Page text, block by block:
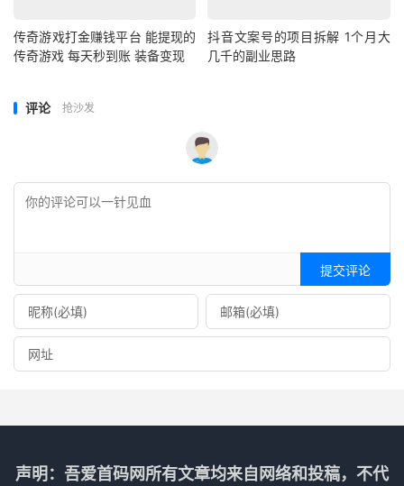
传奇游戏打金赚钱平台 能提现的
传奇游戏 每天秒到账 装备变现
抖音文案号的项目拆解 1个月大
几千的副业思路
评论 抢沙发
提交评论
声明：吾爱首码网所有文章均来自网络和投稿，不代